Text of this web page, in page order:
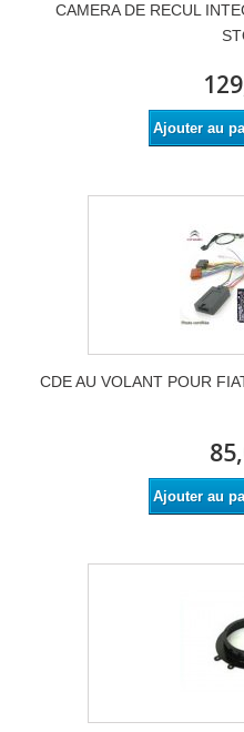
CAMERA DE RECUL
Ajouter au
CDE AU VOLANT POUR
Ajouter au